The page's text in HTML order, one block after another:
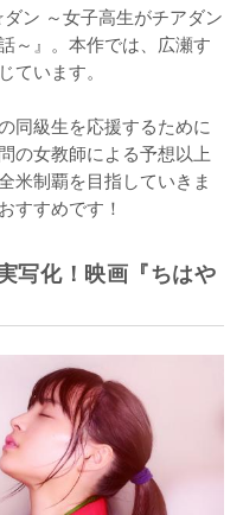
ン ～女子高生がチアダン
～』。本作では、広瀬す
います。
同級生を応援するために
の女教師による予想以上
米制覇を目指していきま
すすめです！
写化！映画『ちはや